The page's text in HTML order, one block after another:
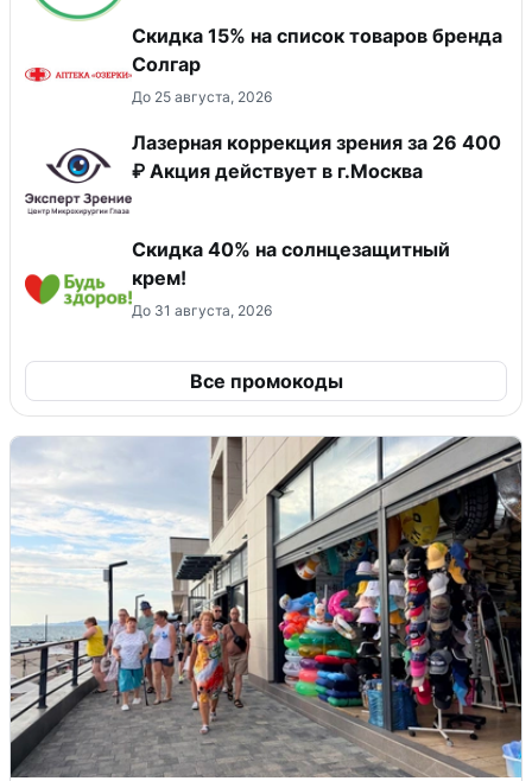
Скидка 15% на список товаров бренда
Солгар
До 25 августа, 2026
Лазерная коррекция зрения за 26 400
₽ Акция действует в г.Москва
Скидка 40% на солнцезащитный
крем!
До 31 августа, 2026
Все промокоды